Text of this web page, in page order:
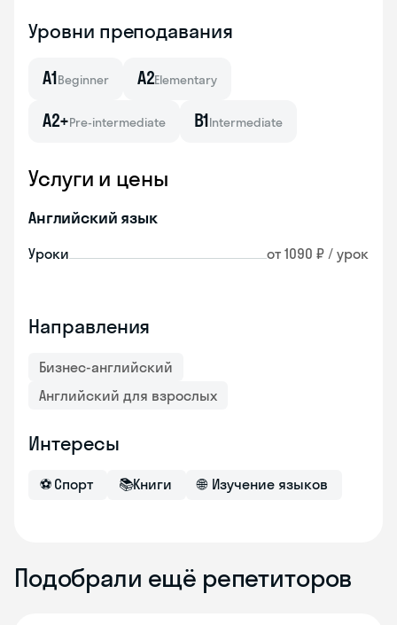
Уровни преподавания
A1Beginner A2Elementary
A2+Pre-intermediate B1Intermediate
Услуги и цены
Английский язык
Уроки от 1090 ₽ / урок
Направления
Бизнес-английский
Английский для взрослых
Интересы
⚽ Спорт 📚Книги 🌐 Изучение языков
Подобрали ещё репетиторов